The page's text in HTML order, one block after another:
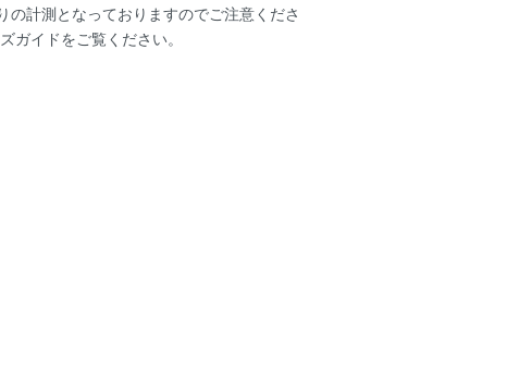
の計測となっておりますのでご注意くださ
ガイドをご覧ください。